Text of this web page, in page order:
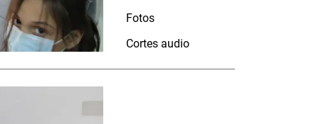
Fotos
Cortes audio